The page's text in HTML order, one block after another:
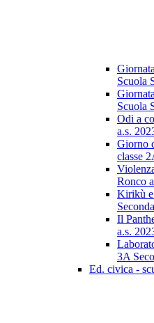
Scuola
Scuola
Odi a
a.s.
Giorno
classe
Ronco
Kirikù e
Il
a.s.
3A
Ed. civica -